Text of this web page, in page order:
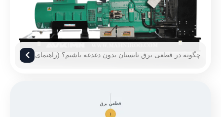
چگونه در قطعی برق تابستان بدون دغدغه باشیم؟ (راهنمای